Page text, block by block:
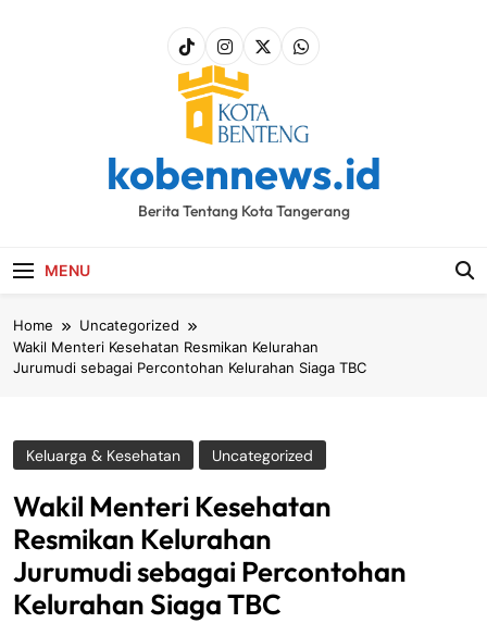
kobennews.id
Berita Tentang Kota Tangerang
MENU
Home
Uncategorized
Wakil Menteri Kesehatan Resmikan Kelurahan
Jurumudi sebagai Percontohan Kelurahan Siaga TBC
Keluarga & Kesehatan Uncategorized
Wakil Menteri Kesehatan
Resmikan Kelurahan
Jurumudi sebagai Percontohan
Kelurahan Siaga TBC